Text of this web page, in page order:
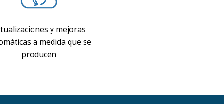
y mejoras
a medida que se
producen